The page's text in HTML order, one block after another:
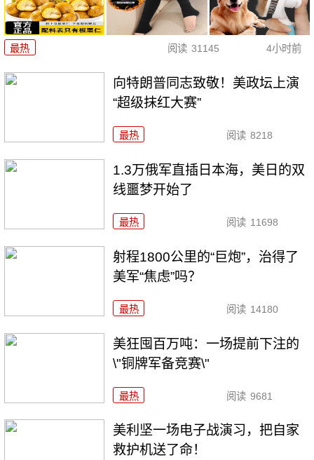
最热 阅读 31145 4小时前
向特朗普同志致敬！美政坛上演
“超级抹红大赛”
最热 阅读 8218
1.3万俄军直插日本海，美日的双
线噩梦开始了
最热 阅读 11698
射程1800公里的“巨炮”，治得了
美军“焦虑”吗？
最热 阅读 14180
美狂囤百万吨：一场提前下注的
\"铜牌军备竞赛\"
最热 阅读 9681
美利坚一场电子战演习，把自家
救护机送了命！